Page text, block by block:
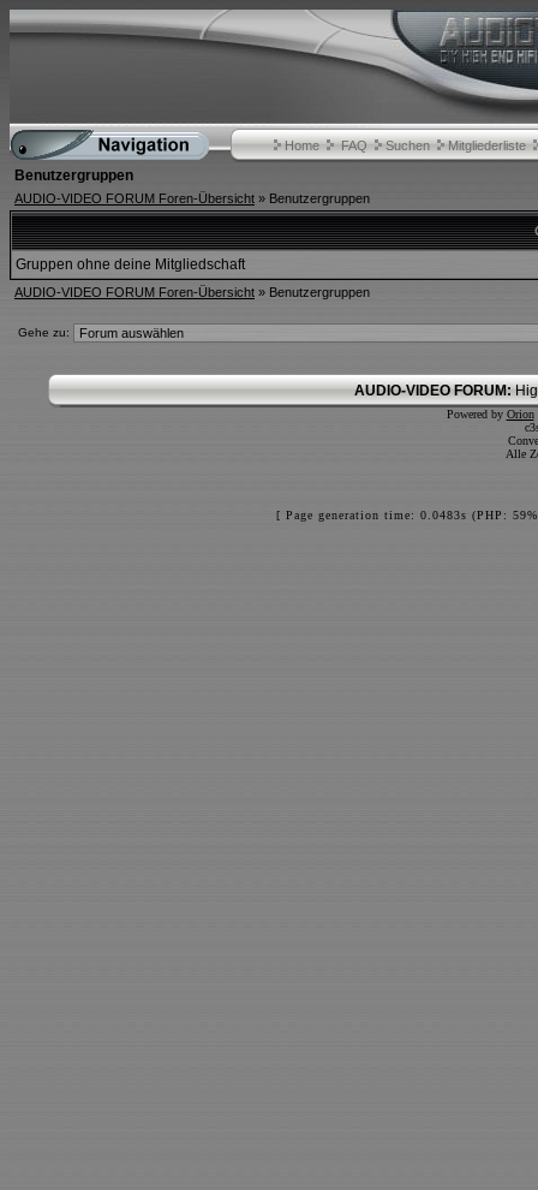
Home FAQ Suchen Mitgliederliste
Benutzergruppen
AUDIO-VIDEO FORUM Foren-Übersicht » Benutzergruppen
Gruppen ohne deine Mitgliedschaft
AUDIO-VIDEO FORUM Foren-Übersicht » Benutzergruppen
Gehe zu:
AUDIO-VIDEO FORUM:
Powered by Orion
Alle
[ Page generation time: 0.0483s (PHP: